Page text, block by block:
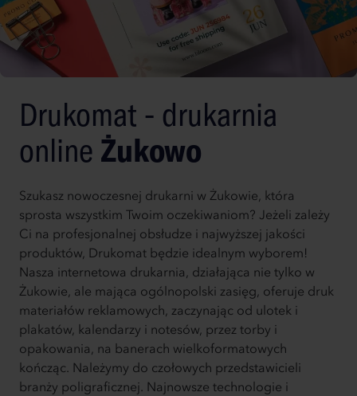
Drukomat - drukarnia
online Żukowo
Szukasz nowoczesnej drukarni w Żukowie, która
sprosta wszystkim Twoim oczekiwaniom? Jeżeli zależy
Ci na profesjonalnej obsłudze i najwyższej jakości
produktów, Drukomat będzie idealnym wyborem!
Nasza internetowa drukarnia, działająca nie tylko w
Żukowie, ale mająca ogólnopolski zasięg, oferuje druk
materiałów reklamowych, zaczynając od ulotek i
plakatów, kalendarzy i notesów, przez torby i
opakowania, na banerach wielkoformatowych
kończąc. Należymy do czołowych przedstawicieli
branży poligraficznej. Najnowsze technologie i